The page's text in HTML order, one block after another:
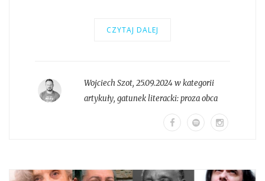
CZYTAJ DALEJ
Wojciech Szot, 25.09.2024 w kategorii
artykuły, gatunek literacki:proza obca